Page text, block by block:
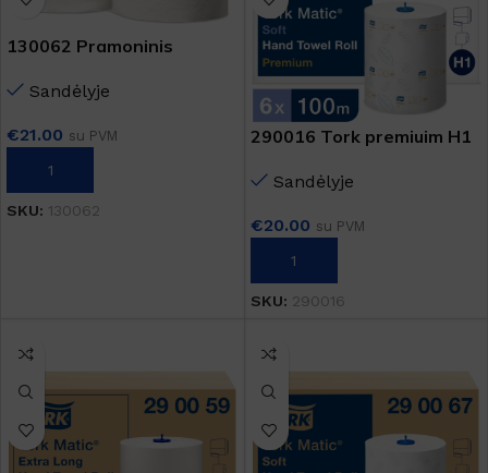
130062 Pramoninis
Performance 430 W1/W2
Sandėlyje
€21.00 su PVM
Į KREPŠELĮ
SKU: 130062
290016 Tork premiuim H1
Sandėlyje
€20.00 su PVM
Į KREPŠELĮ
SKU: 290016